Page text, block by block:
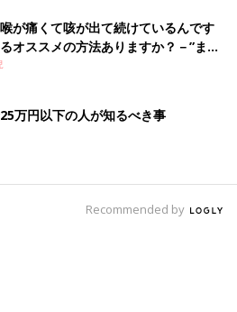
が痛くて咳が出て続けているんです
オススメの方法ありますか？－”まい
”に寄せられた投稿
万円以下の人が知るべき事
Recommended by